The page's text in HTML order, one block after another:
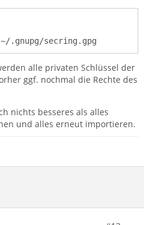
.gnupg/secring.gpg
alle privaten Schlüssel der
ggf. nochmal die Rechte des
nichts besseres als alles
und alles erneut importieren.